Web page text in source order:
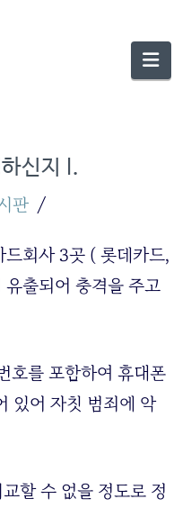
신지 I.
판
드회사 3곳 ( 롯데카드,
출되어 충격을 주고
호를 포함하여 휴대폰
있어 자칫 범죄에 악
할 수 없을 정도로 정